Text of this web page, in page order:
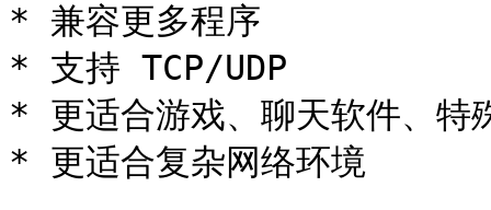
* 兼容更多程序
* 支持 TCP/UDP
* 更适合游戏、聊天软件、特
* 更适合复杂网络环境